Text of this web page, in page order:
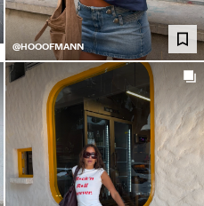
@HOOOFMANN